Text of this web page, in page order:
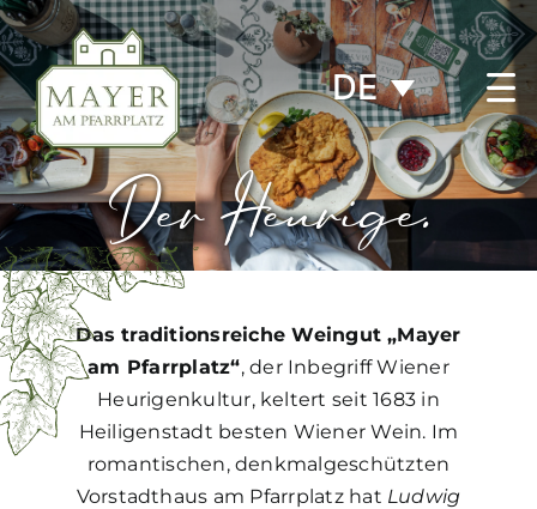
Zum
Inhalt
springen
DE
Der Heurige.
Das traditionsreiche Weingut „Mayer
am Pfarrplatz“, der Inbegriff Wiener
Heurigenkultur, keltert seit 1683 in
Heiligenstadt besten Wiener Wein. Im
romantischen, denkmalgeschützten
Vorstadthaus am Pfarrplatz hat Ludwig